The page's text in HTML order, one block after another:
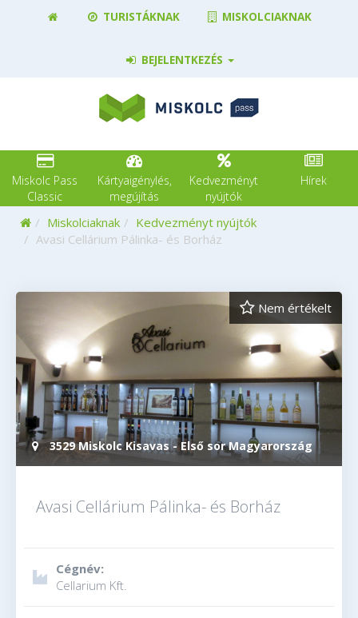
TURISTÁKNAK MISKOLCIAKNAK
BEJELENTKEZÉS
Miskolc Pass
Classic
Kártyaigénylés,
megújítás
Kedvezményt
nyújtók
Hírek
Kezdőoldal
Miskolciaknak
Kedvezményt nyújtók
Avasi Cellárium Pálinka- és Borház
3529 Miskolc Kisavas - Első sor Magyarország
Nem értékelt
Avasi Cellárium Pálinka- és Borház
Cégnév:
Cellarium Kft.